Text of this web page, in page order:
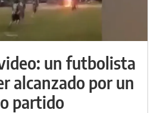
un futbolista
alcanzado por un
partido